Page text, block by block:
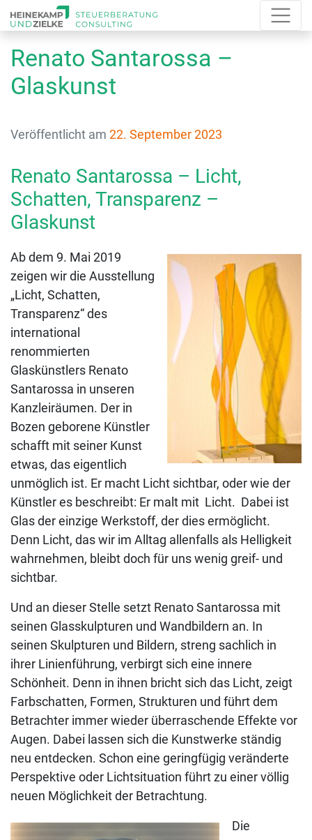
Renato Santarossa –
Glaskunst
Veröffentlicht am 22. September 2023
Renato Santarossa – Licht,
Schatten, Transparenz –
Glaskunst
Ab dem 9. Mai 2019
zeigen wir die Ausstellung
„Licht, Schatten,
Transparenz“ des
international
renommierten
Glaskünstlers Renato
Santarossa in unseren
Kanzleiräumen. Der in
Bozen geborene Künstler
schafft mit seiner Kunst
etwas, das eigentlich
unmöglich ist. Er macht Licht sichtbar, oder wie der
Künstler es beschreibt: Er malt mit Licht. Dabei ist
Glas der einzige Werkstoff, der dies ermöglicht.
Denn Licht, das wir im Alltag allenfalls als Helligkeit
wahrnehmen, bleibt doch für uns wenig greif- und
sichtbar.
Und an dieser Stelle setzt Renato Santarossa mit
seinen Glasskulpturen und Wandbildern an. In
seinen Skulpturen und Bildern, streng sachlich in
ihrer Linienführung, verbirgt sich eine innere
Schönheit. Denn in ihnen bricht sich das Licht, zeigt
Farbschatten, Formen, Strukturen und führt dem
Betrachter immer wieder überraschende Effekte vor
Augen. Dabei lassen sich die Kunstwerke ständig
neu entdecken. Schon eine geringfügig veränderte
Perspektive oder Lichtsituation führt zu einer völlig
neuen Möglichkeit der Betrachtung.
Die